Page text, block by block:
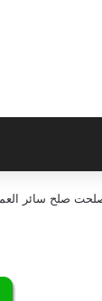
صلحت صلح سائر